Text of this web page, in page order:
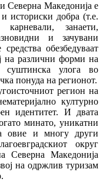
Северна Македонија е
историски добра (т.е.
занаети,
и зачувани
обезбедуваат
на различни форми на
улога во
понуда на регионот.
регион на
културно
идентитет. И двата
минато, уникатни
овие и многу други
округ
Северна Македонија
на одржлив туризам